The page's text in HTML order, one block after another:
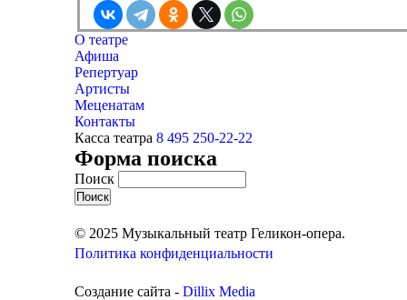
О театре
Афиша
Репертуар
Артисты
Меценатам
Контакты
Касса театра 8 495 250-22-22
Форма поиска
Поиск
© 2025 Музыкальный театр Геликон-опера.
Политика конфиденциальности
Создание сайта - Dillix Media